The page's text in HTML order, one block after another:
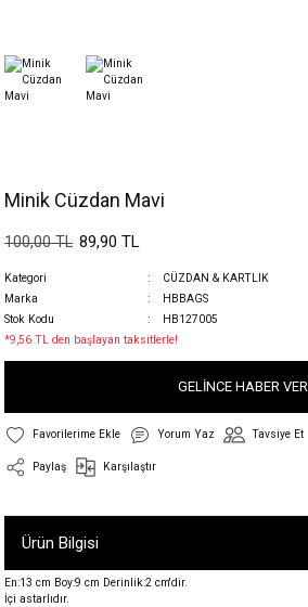
Minik Cüzdan Mavi
100,00 TL 89,90 TL
Kategori
CÜZDAN & KARTLIK
Marka
HBBAGS
Stok Kodu
HB127005
*9,56 TL den başlayan taksitlerle!
GELİNCE HABER VER
Yorum Yaz Tavsiye Et
Paylaş Karşılaştır
Ürün Bilgisi
En:13 cm Boy:9 cm Derinlik:2 cm'dir.
İçi astarlıdır.